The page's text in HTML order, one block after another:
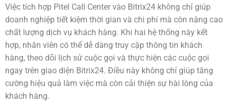
Việc tích hợp Pitel Call Center vào Bitrix24 không chỉ giúp
doanh nghiệp tiết kiệm thời gian và chi phí mà còn nâng cao
chất lượng dịch vụ khách hàng. Khi hai hệ thống này kết
hợp, nhân viên có thể dễ dàng truy cập thông tin khách
hàng, theo dõi lịch sử cuộc gọi và thực hiện các cuộc gọi
ngay trên giao diện Bitrix24. Điều này không chỉ giúp tăng
cường hiệu quả làm việc mà còn cải thiện sự hài lòng của
khách hàng.